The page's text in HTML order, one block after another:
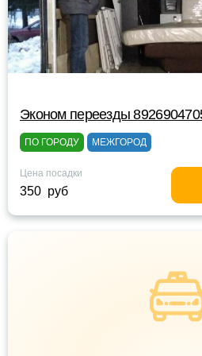
Эконом переезды
ПО ГОРОДУ МЕЖГОРОД
Цена посадки
350 руб